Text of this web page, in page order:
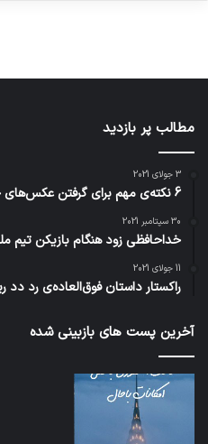
مطالب پر بازدید
3 جولای 2021
6 نکته‌ی مهم برای گرفتن عکس‌های جذاب‌تر در سفر
30 سپتامبر 2021
خداحافظی زود هنگام بازیکن تیم
11 جولای 2021
راکستار داستان فوق‌العاده‌ی رد
آخرین پست های بازبینی شده